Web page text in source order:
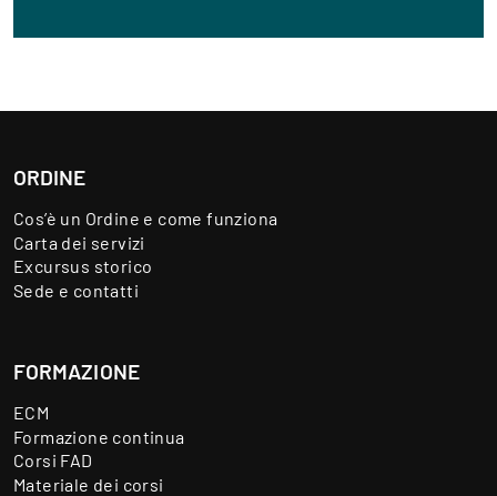
ORDINE
Cos’è un Ordine e come funziona
Carta dei servizi
Excursus storico
Sede e contatti
FORMAZIONE
ECM
Formazione continua
Corsi FAD
Materiale dei corsi